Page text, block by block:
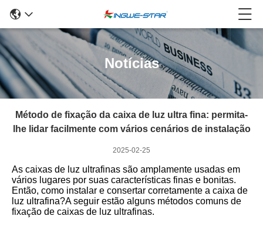
Notícias
Método de fixação da caixa de luz ultra fina: permita-
lhe lidar facilmente com vários cenários de instalação
2025-02-25
As caixas de luz ultrafinas são amplamente usadas em
vários lugares por suas características finas e bonitas.
Então, como instalar e consertar corretamente a caixa de
luz ultrafina?A seguir estão alguns métodos comuns de
fixação de caixas de luz ultrafinas.